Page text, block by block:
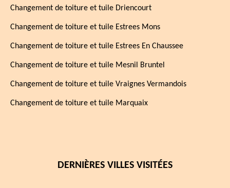
Changement de toiture et tuile Driencourt
Changement de toiture et tuile Estrees Mons
Changement de toiture et tuile Estrees En Chaussee
Changement de toiture et tuile Mesnil Bruntel
Changement de toiture et tuile Vraignes Vermandois
Changement de toiture et tuile Marquaix
DERNIÈRES VILLES VISITÉES